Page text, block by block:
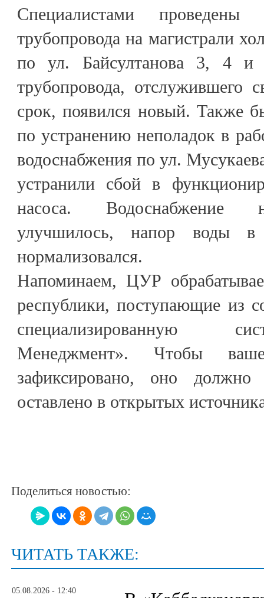
Специалистами
трубопровода на магистрали
по ул. Байсултанова 3, 4 и
трубопровода, отслужившего
срок, появился новый. Также
по устранению неполадок в
водоснабжения по ул.
устранили сбой в
насоса. Водоснабжение
улучшилось, напор воды в
нормализовался.
Напоминаем, ЦУР
республики, поступающие из
специализированную
Менеджмент». Чтобы
зафиксировано, оно
оставлено в открытых
Поделиться новостью:
ЧИТАТЬ ТАКЖЕ:
05.08.2026 - 12:40